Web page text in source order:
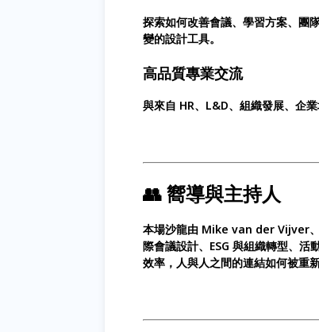
探索如何改善會議、學習方案、團
變的設計工具。
高品質專業交流
與來自 HR、L&D、組織發展、企
👥 嚮導與主持人
本場沙龍由 Mike van der Vijver
際會議設計、ESG 與組織轉型、
效率，人與人之間的連結如何被重新